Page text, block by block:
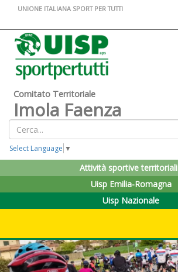
UNIONE ITALIANA SPORT PER TUTTI
Comitato Territoriale
Imola Faenza
Select Language ▼
Attività sportive territoriali
Uisp Emilia-Romagna
Uisp Nazionale